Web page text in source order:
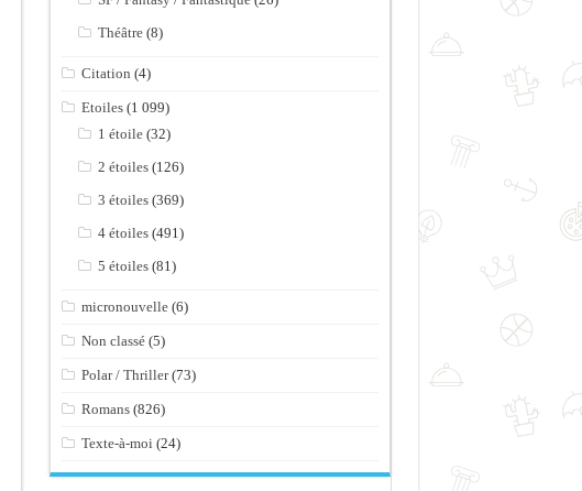
Théâtre (8)
Citation (4)
Etoiles (1 099)
1 étoile (32)
2 étoiles (126)
3 étoiles (369)
4 étoiles (491)
5 étoiles (81)
micronouvelle (6)
Non classé (5)
Polar / Thriller(73)
Romans (826)
Texte-à-moi (24)